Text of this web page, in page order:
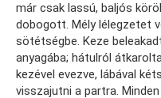
már csak lassú, baljós
dobogott. Mély lélegzetet
sötétségbe. Keze
anyagába; hátulról
kezével evezve, lábával
visszajutni a partra.